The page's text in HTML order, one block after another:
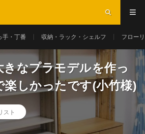
手・丁番 収納・ラック・シェルフ フロー
きなプラモデルを作っ
楽しかったです(小竹様)
スト